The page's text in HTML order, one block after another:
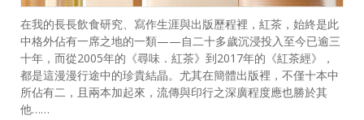
在我的長長飲食研究、寫作生涯與出版歷程裡，紅茶，始終是此
中格外佔有一席之地的一類——自二十多歲沉浸投入至今已逾三
十年，而從2005年的《尋味．紅茶》到2017年的《紅茶經》，
都是這漫漫行途中的珍貴結晶。尤其在簡體出版裡，不僅十本中
所佔有二，且兩本加起來，流傳與印行之深廣程度應也勝於其
他……